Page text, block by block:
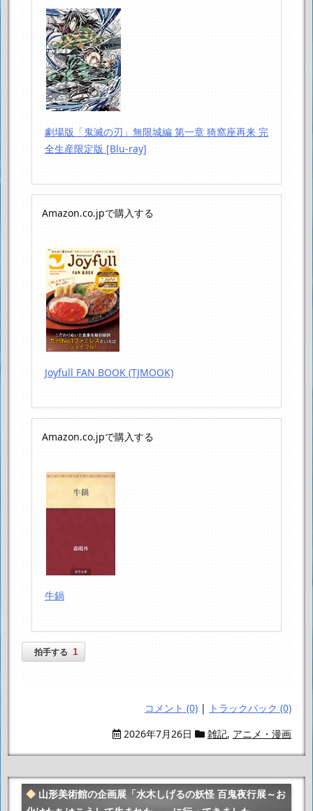
劇場版「鬼滅の刃」無限城編 第一章 猗窩座再来 完
全生産限定版 [Blu-ray]
Amazon.co.jpで購入する
Joyfull FAN BOOK (TJMOOK)
Amazon.co.jpで購入する
牛鍋
拍手する 1
コメント (0) |
トラックバック (0)
2026年7月26日
雑記, アニメ・漫画
山形美術館の企画展「水木しげるの妖怪 百鬼夜行展～お